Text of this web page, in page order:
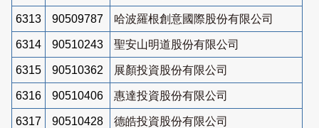
6313 90509787 哈波羅根創意國際股份有限公司
6314 90510243 聖安山明道股份有限公司
6315 90510362 展顏投資股份有限公司
6316 90510406 惠達投資股份有限公司
6317 90510428 德皓投資股份有限公司